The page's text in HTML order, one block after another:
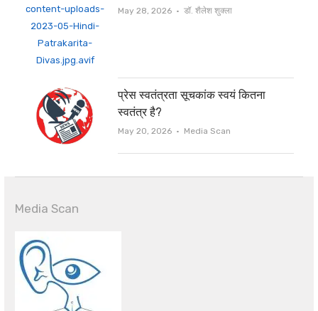
May 28, 2026 Author
डॉ. शैलेश शुक्ला
प्रेस स्वतंत्रता सूचकांक स्वयं कितना
स्वतंत्र है?
May 20, 2026 Author
Media Scan
Media Scan